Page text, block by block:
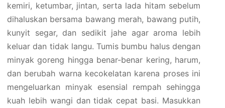
kemiri, ketumbar, jintan, serta lada hitam sebelum
dihaluskan bersama bawang merah, bawang putih,
kunyit segar, dan sedikit jahe agar aroma lebih
keluar dan tidak langu. Tumis bumbu halus dengan
minyak goreng hingga benar-benar kering, harum,
dan berubah warna kecokelatan karena proses ini
mengeluarkan minyak esensial rempah sehingga
kuah lebih wangi dan tidak cepat basi. Masukkan